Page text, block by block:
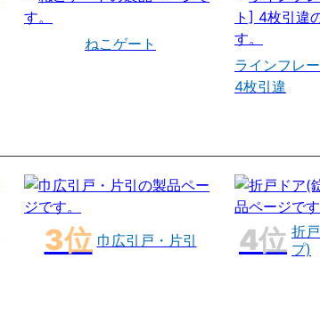
ねこゲート
ラインフレ
4枚引違
巾広引戸・片引
折
プ)